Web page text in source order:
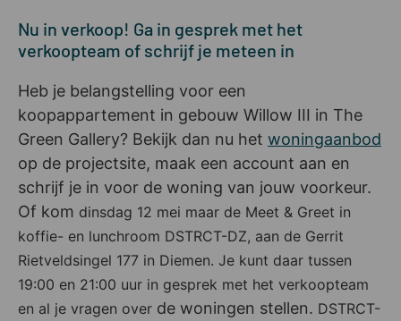
Nu in verkoop! Ga in gesprek met het
verkoopteam of schrijf je meteen in
Heb je belangstelling voor een
koopappartement in gebouw Willow III in The
Green Gallery? Bekijk dan nu het woningaanbod
op de projectsite, maak een account aan en
schrijf je in voor de woning van jouw voorkeur.
Of kom dinsdag 12 mei maar de Meet & Greet in
koffie- en lunchroom DSTRCT-DZ, aan de Gerrit
Rietveldsingel 177 in Diemen. Je kunt daar tussen
19:00 en 21:00 uur in gesprek met het verkoopteam
en al je vragen over de woningen stellen. DSTRCT-